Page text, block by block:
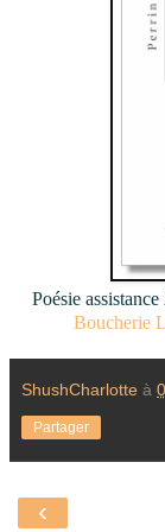
Poésie
Boucherie
ShushCharlotte à
Partager
‹